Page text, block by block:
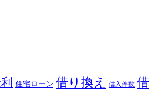
住宅ローン 借り換え 借入件数 借